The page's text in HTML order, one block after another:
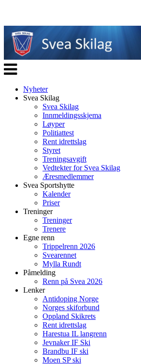
Veksle
navigasjon
Nyheter
Svea Skilag
Svea Skilag
Innmeldingsskjema
Løyper
Politiattest
Rent idrettslag
Styret
Treningsavgift
Vedtekter for Svea Skilag
Æresmedlemmer
Svea Sportshytte
Kalender
Priser
Treninger
Treninger
Trenere
Egne renn
Trippelrenn 2026
Svearennet
Mylla Rundt
Påmelding
Renn på Svea 2026
Lenker
Antidoping Norge
Norges skiforbund
Oppland Skikrets
Rent idrettslag
Harestua IL langrenn
Jevnaker IF Ski
Brandbu IF ski
Moen SP ski